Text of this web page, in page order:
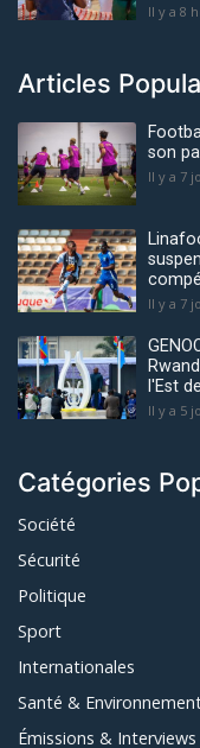
Il y a 8
Articles
son
Il y a 7
Il y a 7
l'Est
Il y a 5
Catégories
Société
Sécurité
Politique
Sport
Internationales
Santé &
Émissions & Interviews